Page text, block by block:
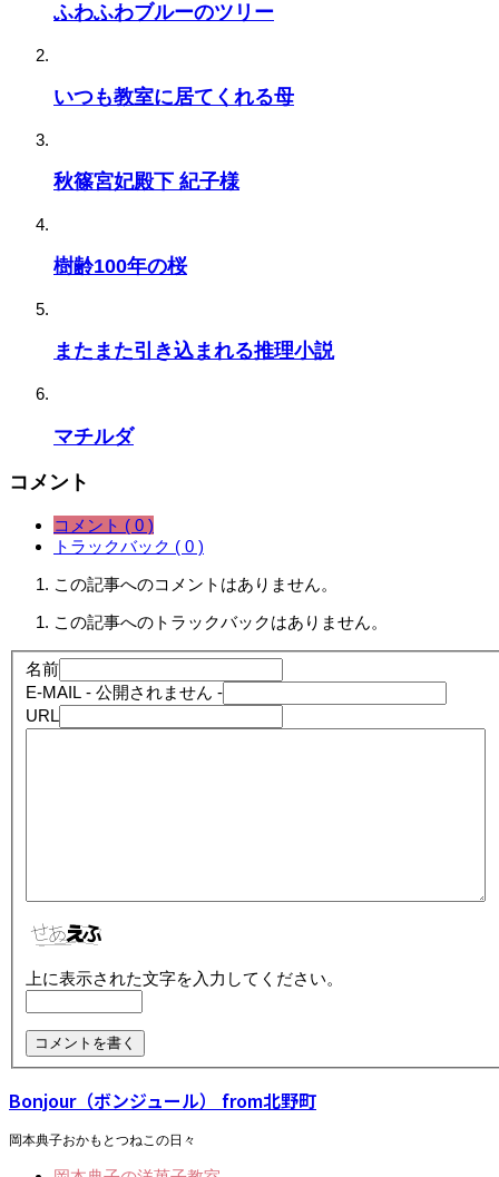
ふわふわブルーのツリー
いつも教室に居てくれる母
秋篠宮妃殿下 紀子様
樹齢100年の桜
またまた引き込まれる推理小説
マチルダ
コメント
コメント ( 0 )
トラックバック ( 0 )
この記事へのコメントはありません。
この記事へのトラックバックはありません。
名前
E-MAIL - 公開されません -
URL
上に表示された文字を入力してください。
Bonjour（ボンジュール） from北野町
岡本典子おかもとつねこの日々